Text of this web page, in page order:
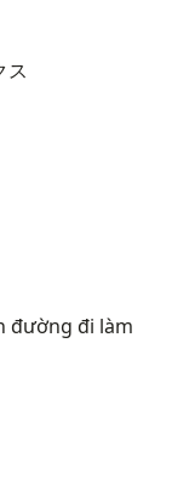
ス
đường đi làm